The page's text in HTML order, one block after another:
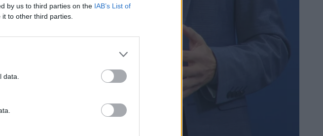
by us to third parties on the IAB’s List of
to other third parties.